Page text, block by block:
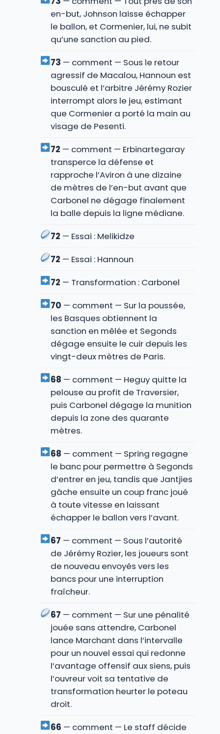
en-but, Johnson laisse échapper
le ballon, et Cormenier, lui, ne subit
qu’une sanction au pied.
73 — comment — Sous le retour
agressif de Macalou, Hannoun est
bousculé et l’arbitre Jérémy Rozier
interrompt alors le jeu, estimant
que Cormenier a porté la main au
visage de Pesenti.
72 — comment — Erbinartegaray
transperce la défense et
rapproche l’Aviron à une dizaine
de mètres de l’en-but avant que
Carbonel ne dégage finalement
la balle depuis la ligne médiane.
72 — Essai : Melikidze
72 — Essai : Hannoun
72 — Transformation : Carbonel
70 — comment — Sur la poussée,
les Basques obtiennent la
sanction en mêlée et Segonds
dégage ensuite le cuir depuis les
vingt-deux mètres de Paris.
68 — comment — Heguy quitte la
pelouse au profit de Traversier,
puis Carbonel dégage la munition
depuis la zone des quarante
mètres.
68 — comment — Spring regagne
le banc pour permettre à Segonds
d’entrer en jeu, tandis que Jantjies
gâche ensuite un coup franc joué
à toute vitesse en laissant
échapper le ballon vers l’avant.
67 — comment — Sous l’autorité
de Jérémy Rozier, les joueurs sont
de nouveau envoyés vers les
bancs pour une interruption
fraîcheur.
67 — comment — Sur une pénalité
jouée sans attendre, Carbonel
lance Marchant dans l’intervalle
pour un nouvel essai qui redonne
l’avantage offensif aux siens, puis
l’ouvreur voit sa tentative de
transformation heurter le poteau
droit.
66 — comment — Le staff décide